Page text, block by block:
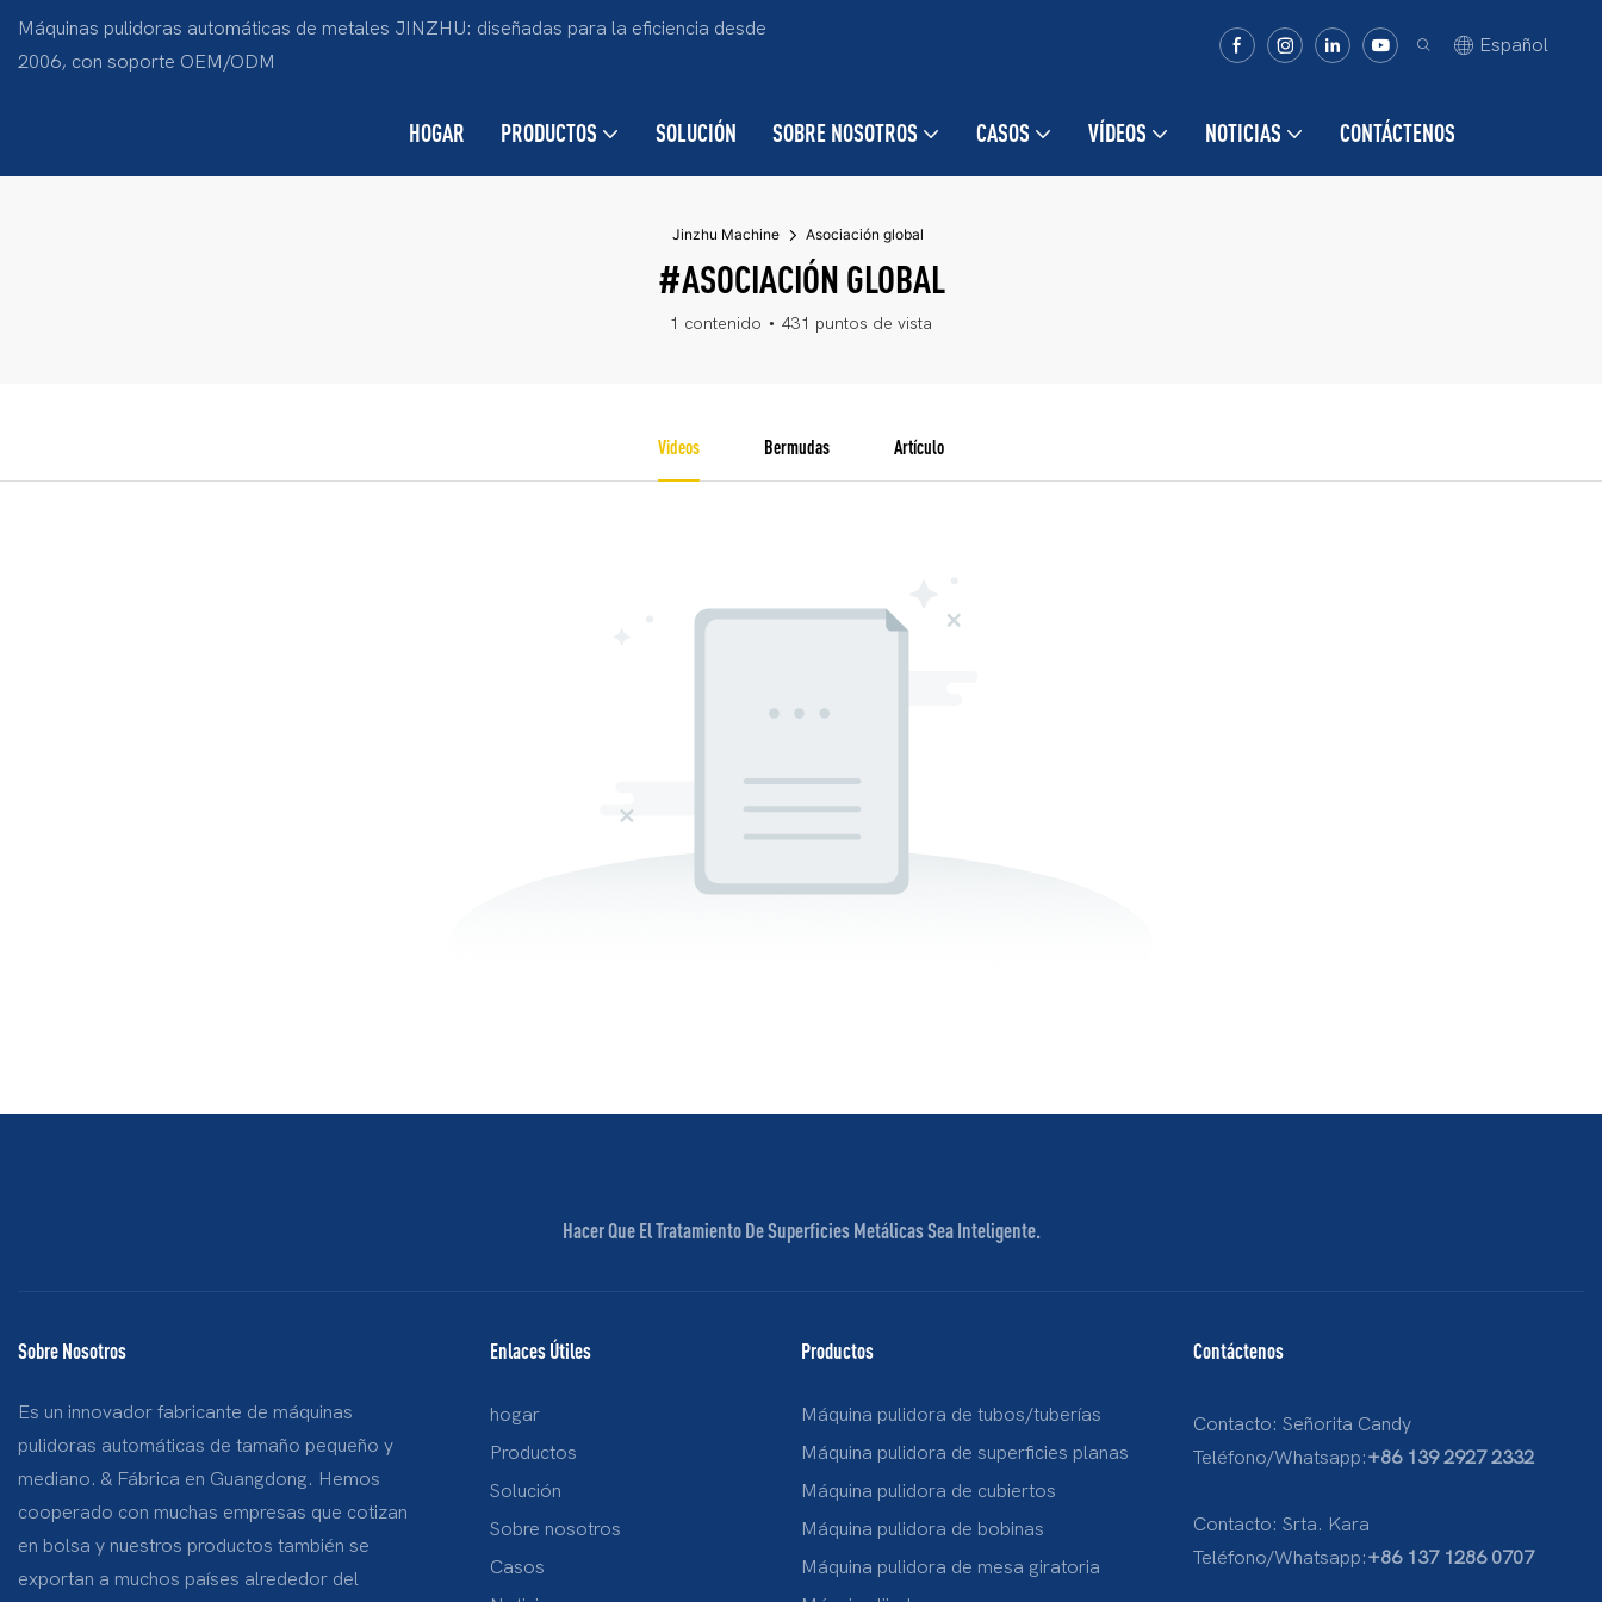
Máquinas pulidoras automáticas de metales JINZHU: diseñadas para la eficiencia desde
2006, con soporte OEM/ODM
Español
HOGAR PRODUCTOS SOLUCIÓN SOBRE NOSOTROS CASOS VÍDEOS NOTICIAS CONTÁCTENOS
Jinzhu Machine Asociación global
#ASOCIACIÓN GLOBAL
1 contenido 431 puntos de vista
Videos Bermudas Artículo
Hacer Que El Tratamiento De Superficies Metálicas Sea Inteligente.
Sobre Nosotros
Es un innovador fabricante de máquinas
pulidoras automáticas de tamaño pequeño y
mediano. & Fábrica en Guangdong. Hemos
cooperado con muchas empresas que cotizan
en bolsa y nuestros productos también se
exportan a muchos países alrededor del
Enlaces Útiles
hogar
Productos
Solución
Sobre nosotros
Casos
Productos
Máquina pulidora de tubos/tuberías
Máquina pulidora de superficies planas
Máquina pulidora de cubiertos
Máquina pulidora de bobinas
Máquina pulidora de mesa giratoria
Contáctenos
Contacto: Señorita Candy
Teléfono/Whatsapp:+86 139 2927 2332
Contacto: Srta. Kara
Teléfono/Whatsapp:+86 137 1286 0707